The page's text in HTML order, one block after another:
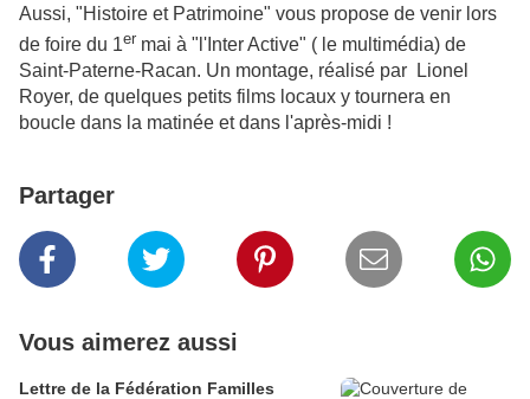
Aussi, "Histoire et Patrimoine" vous propose de venir lors
de foire du 1er mai à "l'Inter Active" ( le multimédia) de
Saint-Paterne-Racan. Un montage, réalisé par Lionel
Royer, de quelques petits films locaux y tournera en
boucle dans la matinée et dans l'après-midi !
Partager
Vous aimerez aussi
Lettre de la Fédération Familles